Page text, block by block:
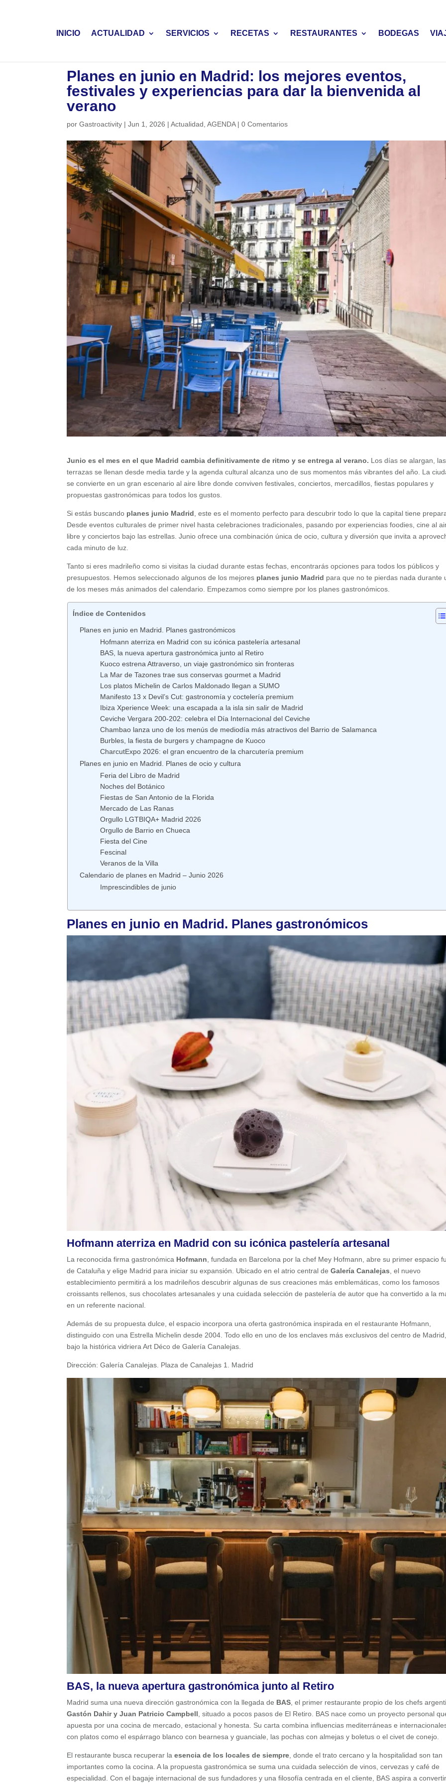
INICIO ACTUALIDAD SERVICIOS RECETAS RESTAURANTES BODEGAS
Planes en junio en Madrid: los mejores eventos,
festivales y experiencias para dar la bienvenida al
verano
porGastroactivity |Jun 1, 2026 |Actualidad ,AGENDA|0 Comentarios
Junio es el mes en el que Madrid cambia definitivamente de ritmo y se entrega al verano. Los días se alargan, las
terrazas se llenan desde media tarde y la agenda cultural alcanza uno de sus momentos más vibrantes del año. La
se convierte en un gran escenario al aire libre donde conviven festivales, conciertos, mercadillos, fiestas populares y
propuestas gastronómicas para todos los gustos.
Si estás buscando planes junio Madrid , este es el momento perfecto para descubrir todo lo que la capital tiene
Desde eventos culturales de primer nivel hasta celebraciones tradicionales, pasando por experiencias foodies, cine al
libre y conciertos bajo las estrellas. Junio ofrece una combinación única de ocio, cultura y diversión que invita a
cada minuto de luz.
Tanto si eres madrileño como si visitas la ciudad durante estas fechas, encontrarás opciones para todos los públicos y
presupuestos. Hemos seleccionado algunos de los mejores planes junio Madrid para que no te pierdas nada durante
de los meses más animados del calendario. Empezamos como siempre por los planes gastronómicos.
Índice de Contenidos
Planes en junio en Madrid. Planes gastronómicos
Hofmann aterriza en Madrid con su icónica pastelería artesanal
BAS, la nueva apertura gastronómica junto al Retiro
Kuoco estrena Attraverso, un viaje gastronómico sin fronteras
La Mar de Tazones trae sus conservas gourmet a Madrid
Los platos Michelin de Carlos Maldonado llegan a SUMO
Manifesto 13 x Devil’s Cut: gastronomía y coctelería premium
Ibiza Xperience Week: una escapada a la isla sin salir de Madrid
Ceviche Vergara 200-202: celebra el Día Internacional del Ceviche
Chambao lanza uno de los menús de mediodía más atractivos del Barrio de Salamanca
Burbles, la fiesta de burgers y champagne de Kuoco
CharcutExpo 2026: el gran encuentro de la charcutería premium
Planes en junio en Madrid. Planes de ocio y cultura
Feria del Libro de Madrid
Noches del Botánico
Fiestas de San Antonio de la Florida
Mercado de Las Ranas
Orgullo LGTBIQA+ Madrid 2026
Orgullo de Barrio en Chueca
Fiesta del Cine
Fescinal
Veranos de la Villa
Calendario de planes en Madrid – Junio 2026
Imprescindibles de junio
Planes en junio en Madrid. Planes gastronómicos
Hofmann aterriza en Madrid con su icónica pastelería artesanal
La reconocida firma gastronómica Hofmann, fundada en Barcelona por la chef Mey Hofmann, abre su primer espacio
de Cataluña y elige Madrid para iniciar su expansión. Ubicado en el atrio central deGalería Canalejas, el nuevo
establecimiento permitirá a los madrileños descubrir algunas de sus creaciones más emblemáticas, como los famosos
croissants rellenos, sus chocolates artesanales y una cuidada selección de pastelería de autor que ha convertido a la
en un referente nacional.
Además de su propuesta dulce, el espacio incorpora una oferta gastronómica inspirada en el restaurante Hofmann,
distinguido con una Estrella Michelin desde 2004. Todo ello en uno de los enclaves más exclusivos del centro de Madrid,
bajo la histórica vidriera Art Déco de Galería Canalejas.
Dirección: Galería Canalejas. Plaza de Canalejas 1. Madrid
BAS, la nueva apertura gastronómica junto al Retiro
Madrid suma una nueva dirección gastronómica con la llegada de BAS , el primer restaurante propio de los chefs
Gastón Dahir y Juan Patricio Campbell , situado a pocos pasos de El Retiro. BAS nace como un proyecto personal
apuesta por una cocina de mercado, estacional y honesta. Su carta combina influencias mediterráneas e
con platos como el espárrago blanco con bearnesa y guanciale, las pochas con almejas y boletus o el civet de conejo.
El restaurante busca recuperar laesencia de los locales de siempre , donde el trato cercano y la hospitalidad son tan
importantes como la cocina. A la propuesta gastronómica se suma una cuidada selección de vinos, cervezas y café de
especialidad. Con el bagaje internacional de sus fundadores y una filosofía centrada en el cliente, BAS aspira a